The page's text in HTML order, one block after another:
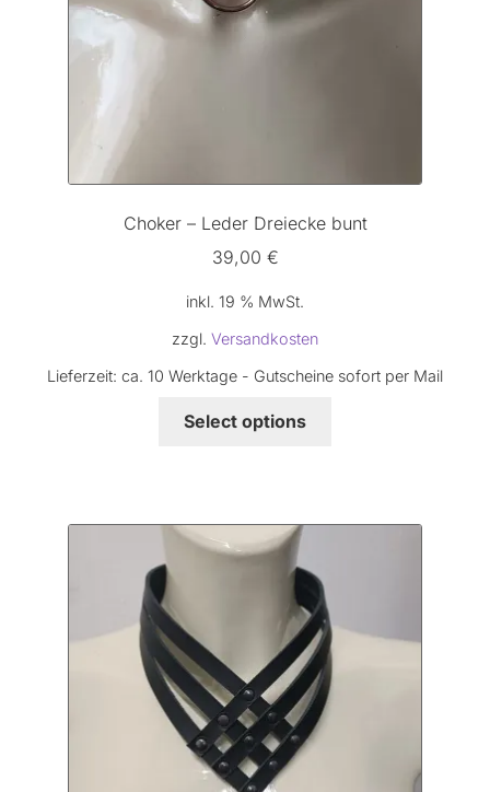
Choker – Leder Dreiecke bunt
39,00 €
inkl. 19 % MwSt.
zzgl. Versandkosten
Lieferzeit: ca. 10 Werktage - Gutscheine sofort per Mail
Select options